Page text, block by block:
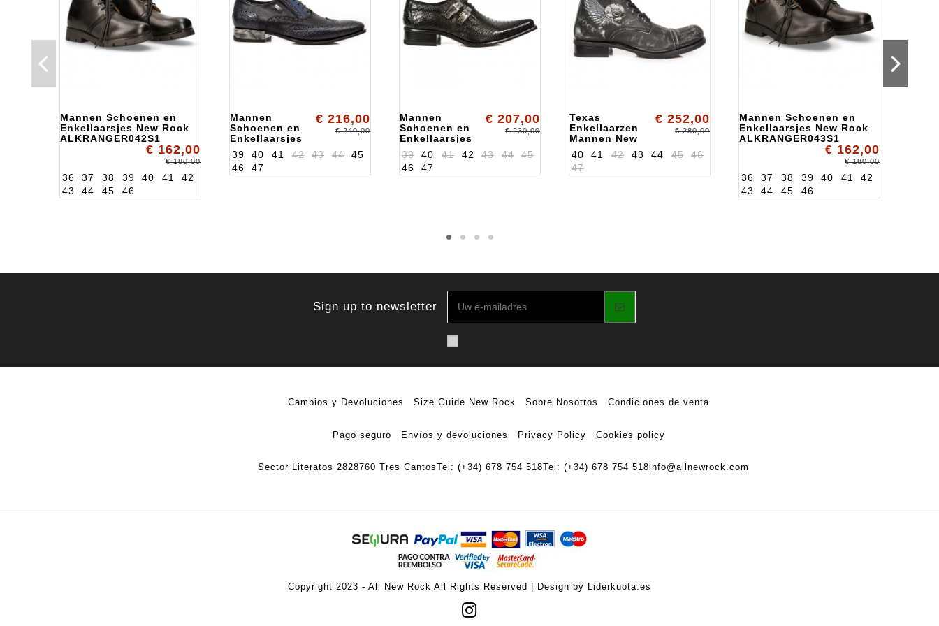
Mannen Schoenen en
Enkellaarsjes New Rock
ALKRANGER042S1
€ 162,00
€ 180,00
36 37 38 39 40 41
42
43
44 45 46
Mannen
Schoenen en
Enkellaarsjes
New Rock
ALKNW136S7
€ 216,00
€ 240,00
39 40 41 42 43 44
45
46
47
Mannen
Schoenen en
Enkellaarsjes
New Rock
ALK2246S21
€ 207,00
€ 230,00
39 40 41 42 43 44
45
46
47
Texas
Enkellaarzen
Mannen New
Rock
ALKGY31S10
€ 252,00
€ 280,00
40 41 42 43 44 45
46
47
Mannen Schoenen en
Enkellaarsjes New Rock
ALKRANGER043S1
€ 162,00
€ 180,00
36 37 38 39 40 41
42
43
44 45 46
Sign up to newsletter
Cambios y Devoluciones Size Guide New Rock Sobre Nosotros Condiciones de venta
Pago seguro Envíos y devoluciones Privacy Policy Cookies policy
Sector Literatos 2828760 Tres CantosTel: (+34) 678 754 518Tel: (+34) 678 754 518info@allnewrock.com
Copyright 2023 - All New Rock All Rights Reserved | Design by Liderkuota.es